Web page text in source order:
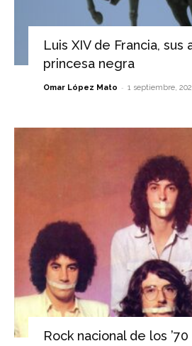
Luis XIV de Francia, sus
princesa negra
Omar López Mato - 1 septiembre,
Rock nacional de los ’70